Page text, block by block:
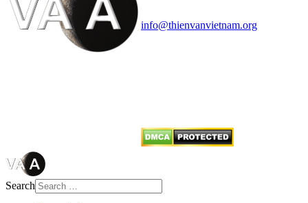
info@thienvanvietnam.org
Search